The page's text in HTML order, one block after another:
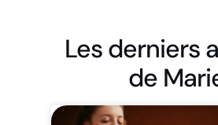
Les derniers
de